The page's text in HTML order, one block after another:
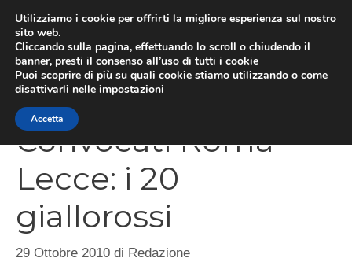
contenuto
Convocati Roma-
Lecce: i 20
giallorossi
29 Ottobre 2010 di Redazione
Utilizziamo i cookie per offrirti la migliore esperienza sul nostro
sito web.
Cliccando sulla pagina, effettuando lo scroll o chiudendo il
banner, presti il consenso all’uso di tutti i cookie
Puoi scoprire di più su quali cookie stiamo utilizzando o come
disattivarli nelle impostazioni
Accetta